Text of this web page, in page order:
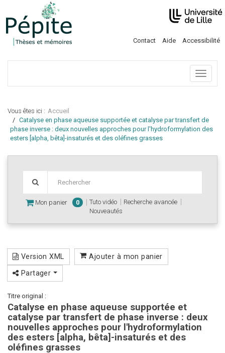
Contact Aide Accessibilité
Menu
Vous êtes ici : Accueil
Catalyse en phase aqueuse supportée et catalyse par transfert de
phase inverse : deux nouvelles approches pour l'hydroformylation des
esters [alpha, bêta]-insaturés et des oléfines grasses
Mon panier 0 Tuto vidéo
Recherche avancée
Nouveautés
Version XML Ajouter à mon panier
Partager
Titre original :
Catalyse en phase aqueuse supportée et
catalyse par transfert de phase inverse : deux
nouvelles approches pour l'hydroformylation
des esters [alpha, bêta]-insaturés et des
oléfines grasses